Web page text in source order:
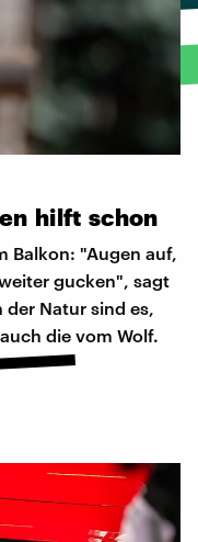
hilft schon
Balkon: "Augen auf,
gucken", sagt
der Natur sind es,
die vom Wolf.